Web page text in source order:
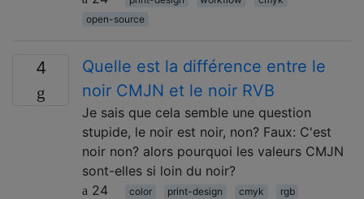
open-source
4
Quelle est la différence entre le
noir CMJN et le noir RVB
Je sais que cela semble une question
stupide, le noir est noir, non? Faux: C'est
noir non? alors pourquoi les valeurs CMJN
sont-elles si loin du noir?
24
color print-design cmyk rgb